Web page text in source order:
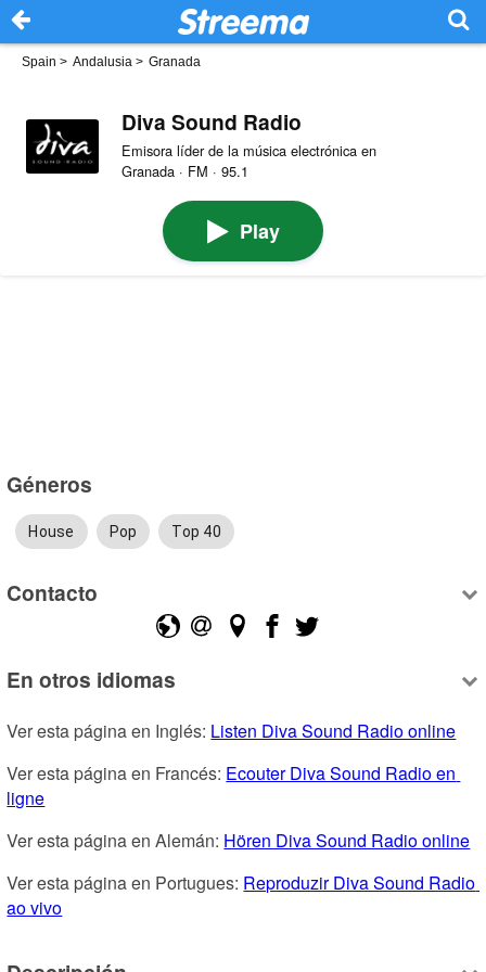
Spain > Andalusia > Granada
Diva Sound Radio
Emisora líder de la música electrónica en
Granada · FM · 95.1
Play
Géneros
House Pop Top 40
Contacto
En otros idiomas
Ver esta página en Inglés: Listen Diva Sound Radio online
Ver esta página en Francés: Ecouter Diva Sound Radio en
ligne
Ver esta página en Alemán: Hören Diva Sound Radio online
Ver esta página en Portugues: Reproduzir Diva Sound Radio
ao vivo